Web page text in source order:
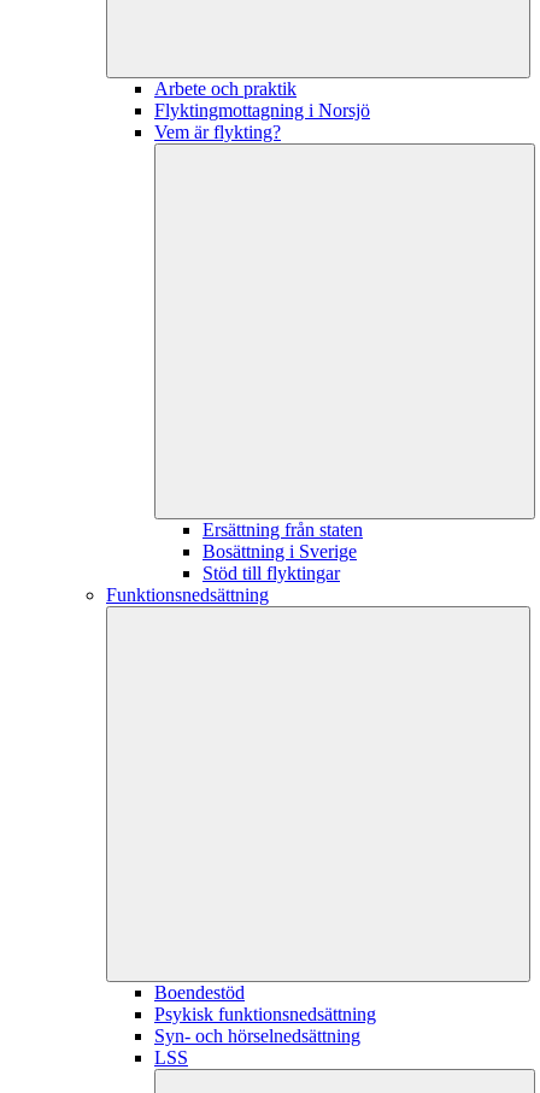
Arbete och praktik
Flyktingmottagning i Norsjö
Vem är flykting?
Ersättning från staten
Bosättning i Sverige
Stöd till flyktingar
Funktionsnedsättning
Boendestöd
Psykisk funktionsnedsättning
Syn- och hörselnedsättning
LSS